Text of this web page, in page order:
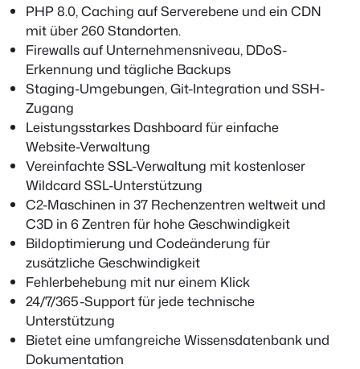
PHP 8.0, Caching auf Serverebene und ein CDN
mit über 260 Standorten.
Firewalls auf Unternehmensniveau, DDoS-
Erkennung und tägliche Backups
Staging-Umgebungen, Git-Integration und SSH-
Zugang
Leistungsstarkes Dashboard für einfache
Website-Verwaltung
Vereinfachte SSL-Verwaltung mit kostenloser
Wildcard SSL-Unterstützung
C2-Maschinen in 37 Rechenzentren weltweit und
C3D in 6 Zentren für hohe Geschwindigkeit
Bildoptimierung und Codeänderung für
zusätzliche Geschwindigkeit
Fehlerbehebung mit nur einem Klick
24/7/365-Support für jede technische
Unterstützung
Bietet eine umfangreiche Wissensdatenbank und
Dokumentation